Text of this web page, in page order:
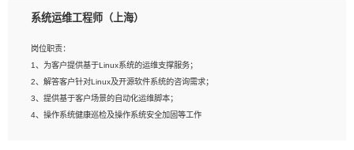
2、熟练使用After Effect、Photo Shop、熟练掌握视频剪辑和特效包装软件；
4、在剪辑上会思考，有一定编导思维；
5、踏实， 勤奋，愿意在工作中不断学习，提高自我；
6、能与同事友好相处。
系统运维工程师（上海）
岗位职责：
1、为客户提供基于Linux系统的运维支撑服务；
2、解答客户针对Linux及开源软件系统的咨询需求；
3、提供基于客户场景的自动化运维脚本；
4、操作系统健康巡检及操作系统安全加固等工作